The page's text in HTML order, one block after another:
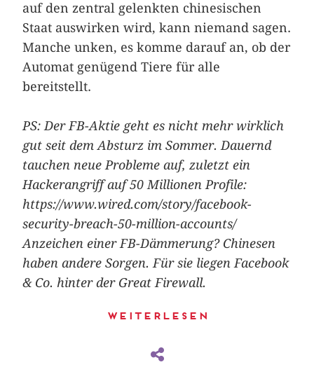
auf den zentral gelenkten chinesischen
Staat auswirken wird, kann niemand sagen.
Manche unken, es komme darauf an, ob der
Automat genügend Tiere für alle
bereitstellt.
PS: Der FB-Aktie geht es nicht mehr wirklich
gut seit dem Absturz im Sommer. ­Dauernd
tauchen neue Probleme auf, zuletzt ein
Hackerangriff auf 50 Millionen Profile:
https://www.wired.com/story/facebook-
security-breach-50-million-accounts/
Anzeichen einer FB-Dämmerung? Chinesen
haben andere Sorgen. Für sie liegen Facebook
& Co. hinter der Great Firewall.
Weiterlesen